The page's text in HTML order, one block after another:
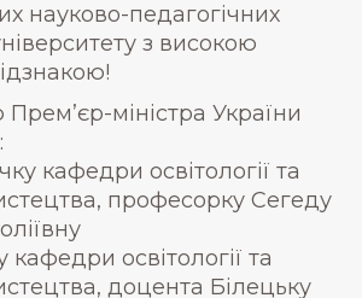
науково-педагогічних
з високою
міністра України
кафедри освітології та
професорку Сегеду
кафедри освітології та
доцента Білецьку